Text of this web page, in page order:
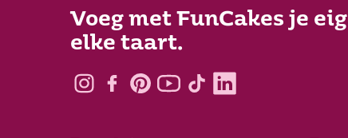
Voeg met FunCakes je
elke taart.